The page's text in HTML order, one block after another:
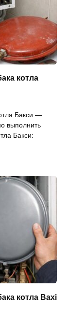
котла
Бакси —
выполнить
Бакси:
котла Baxi